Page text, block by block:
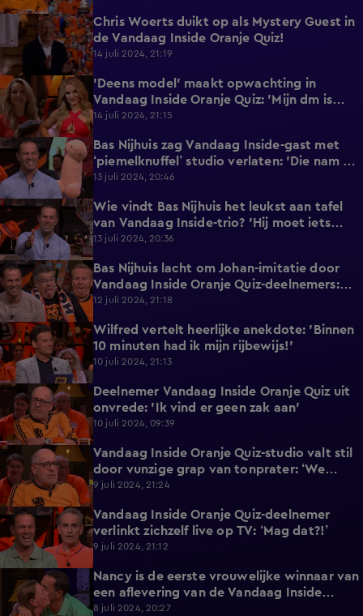
1:36
Chris Woerts duikt op als Mystery Guest in
de Vandaag Inside Oranje Quiz!
14 juli 2024, 21:19
1:10
'Deens model' maakt opwachting in
Vandaag Inside Oranje Quiz: 'Mijn dm is
ontploft!'
14 juli 2024, 21:15
0:55
Bas Nijhuis zag Vandaag Inside-gast met
‘piemelknuffel’ studio verlaten: 'Die nam er
één mee naar huis!'
13 juli 2024, 20:46
0:49
Wie vindt Bas Nijhuis het leukst aan tafel
van Vandaag Inside-trio? 'Hij moet iets
meer spreektijd krijgen!'
13 juli 2024, 20:36
2:27
Bas Nijhuis lacht om Johan-imitatie door
Vandaag Inside Oranje Quiz-deelnemers:
'Mag je ook weigeren?'
12 juli 2024, 21:18
0:49
Wilfred vertelt heerlijke anekdote: 'Binnen
10 minuten had ik mijn rijbewijs!'
10 juli 2024, 21:13
2:09
Deelnemer Vandaag Inside Oranje Quiz uit
onvrede: 'Ik vind er geen zak aan'
10 juli 2024, 09:39
1:10
Vandaag Inside Oranje Quiz-studio valt stil
door vunzige grap van tonprater: ‘We
moeten door’
9 juli 2024, 21:24
0:50
Vandaag Inside Oranje Quiz-deelnemer
verlinkt zichzelf live op TV: ‘Mag dat?!’
9 juli 2024, 21:12
1:23
Nancy is de eerste vrouwelijke winnaar van
een aflevering van de Vandaag Inside
Oranje Quiz!
8 juli 2024, 20:27